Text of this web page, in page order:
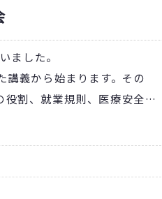
ました。
義から始まります。その
割、就業規則、医療安全、
義を受け、知識を蓄えま
す。最初は学ぶことが多
資料はこれからも何度も読み